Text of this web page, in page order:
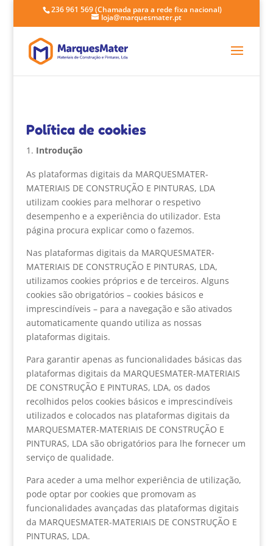
236 961 569(Chamada para a rede fixa nacional)
loja@marquesmater.pt
Política de cookies
Introdução
As plataformas digitais da MARQUESMATER-
MATERIAIS DE CONSTRUÇÃO E PINTURAS, LDA
utilizam cookies para melhorar o respetivo
desempenho e a experiência do utilizador. Esta
página procura explicar como o fazemos.
Nas plataformas digitais da MARQUESMATER-
MATERIAIS DE CONSTRUÇÃO E PINTURAS, LDA,
utilizamos cookies próprios e de terceiros. Alguns
cookies são obrigatórios – cookies básicos e
imprescindíveis – para a navegação e são ativados
automaticamente quando utiliza as nossas
plataformas digitais.
Para garantir apenas as funcionalidades básicas das
plataformas digitais da MARQUESMATER-MATERIAIS
DE CONSTRUÇÃO E PINTURAS, LDA, os dados
recolhidos pelos cookies básicos e imprescindíveis
utilizados e colocados nas plataformas digitais da
MARQUESMATER-MATERIAIS DE CONSTRUÇÃO E
PINTURAS, LDA são obrigatórios para lhe fornecer um
serviço de qualidade.
Para aceder a uma melhor experiência de utilização,
pode optar por cookies que promovam as
funcionalidades avançadas das plataformas digitais
da MARQUESMATER-MATERIAIS DE CONSTRUÇÃO E
PINTURAS, LDA.